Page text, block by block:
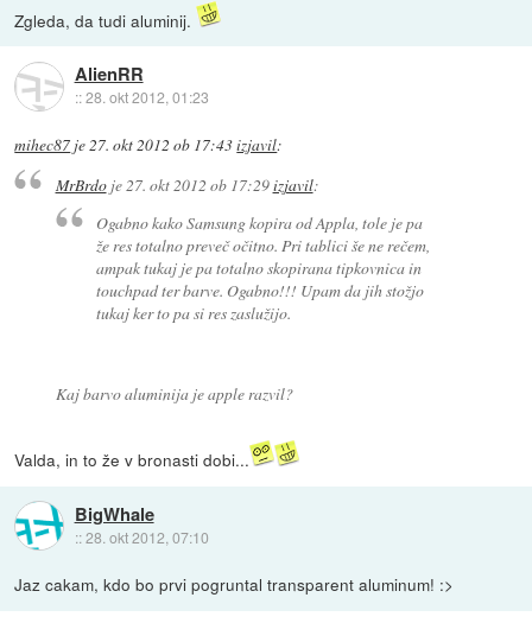
Zgleda, da tudi aluminij.
AlienRR
::28. okt 2012, 01:23
mihec87 je27. okt 2012 ob 17:43izjavil:
MrBrdoje 27. okt 2012 ob 17:29izjavil:
Ogabno kako Samsung kopira od Appla, tole je pa
že res totalno preveč očitno. Pri tablici še ne rečem,
ampak tukaj je pa totalno skopirana tipkovnica in
touchpad ter barve. Ogabno!!! Upam da jih stožjo
tukaj ker to pa si res zaslužijo.
Kaj barvo aluminija je apple razvil?
Valda, in to že v bronasti dobi...
BigWhale
::28. okt 2012, 07:10
Jaz cakam, kdo bo prvi pogruntal transparent aluminum! :>